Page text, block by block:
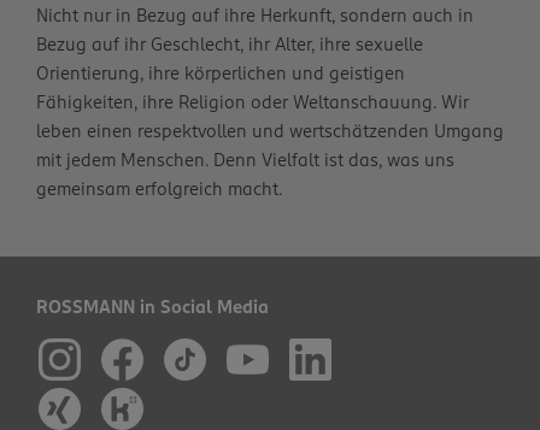
Nicht nur in Bezug auf ihre Herkunft, sondern auch in
Bezug auf ihr Geschlecht, ihr Alter, ihre sexuelle
Orientierung, ihre körperlichen und geistigen
Fähigkeiten, ihre Religion oder Weltanschauung. Wir
leben einen respektvollen und wertschätzenden Umgang
mit jedem Menschen. Denn Vielfalt ist das, was uns
gemeinsam erfolgreich macht.
ROSSMANN in Social Media